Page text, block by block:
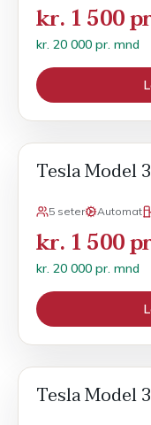
kr. 1 500
kr. 20 000 pr. mnd
Tesla Model
5 seter Automat
kr. 1 500
kr. 20 000 pr. mnd
Tesla Model